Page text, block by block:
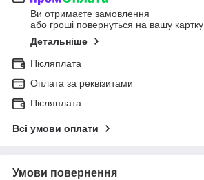
Ви отримаєте замовлення
або гроші повернуться на вашу картку
Детальніше
Післяплата
Оплата за реквізитами
Післяплата
Всі умови оплати
Умови повернення